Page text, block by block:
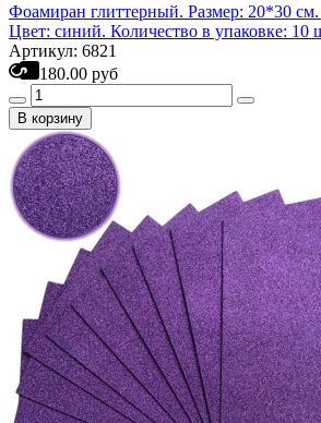
Фоамиран глиттерный. Размер: 20*30
Цвет: синий. Количество в упаковке: 10
Артикул: 6821
180.00 руб
В корзину